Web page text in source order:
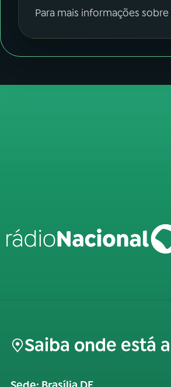
Para mais informações
Saiba onde está